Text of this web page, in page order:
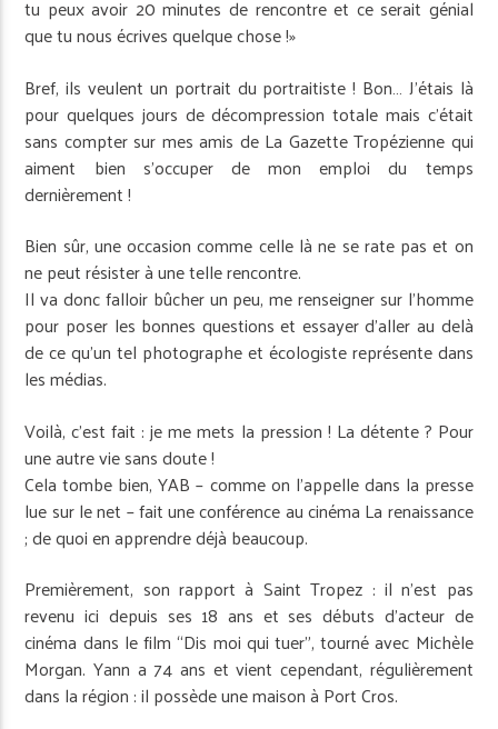
tu peux avoir 20 minutes de rencontre et ce serait génial
que tu nous écrives quelque chose !»
Bref, ils veulent un portrait du portraitiste ! Bon… J’étais là
pour quelques jours de décompression totale mais c’était
sans compter sur mes amis de La Gazette Tropézienne qui
aiment bien s’occuper de mon emploi du temps
dernièrement !
Bien sûr, une occasion comme celle là ne se rate pas et on
ne peut résister à une telle rencontre.
Il va donc falloir bûcher un peu, me renseigner sur l’homme
pour poser les bonnes questions et essayer d’aller au delà
de ce qu’un tel photographe et écologiste représente dans
les médias.
Voilà, c’est fait : je me mets la pression ! La détente ? Pour
une autre vie sans doute !
Cela tombe bien, YAB – comme on l’appelle dans la presse
lue sur le net – fait une conférence au cinéma La renaissance
; de quoi en apprendre déjà beaucoup.
Premièrement, son rapport à Saint Tropez : il n’est pas
revenu ici depuis ses 18 ans et ses débuts d’acteur de
cinéma dans le film “Dis moi qui tuer”, tourné avec Michèle
Morgan. Yann a 74 ans et vient cependant, régulièrement
dans la région : il possède une maison à Port Cros.